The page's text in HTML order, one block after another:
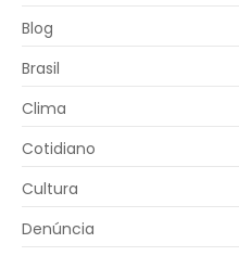
Blog
Brasil
Clima
Cotidiano
Cultura
Denúncia